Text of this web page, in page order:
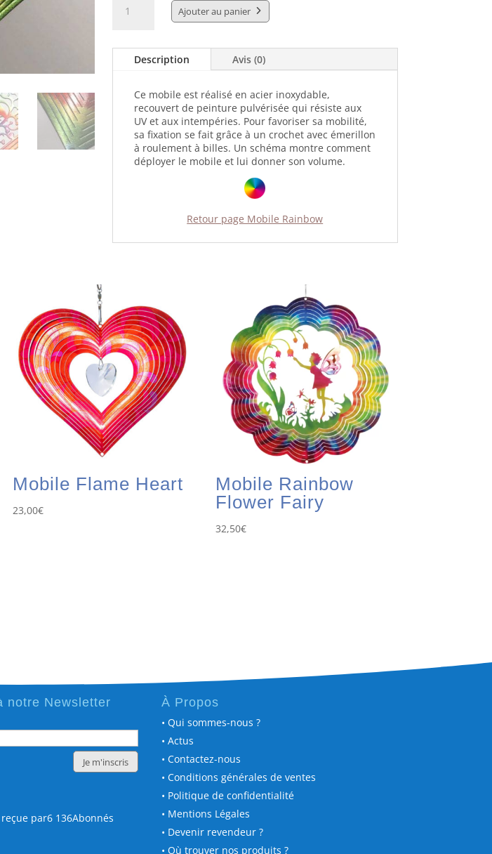
Lovebirds
Ajouter au panier
Description Avis (0)
Ce mobile est réalisé en acier inoxydable,
recouvert de peinture pulvérisée qui résiste aux
UV et aux intempéries. Pour favoriser sa mobilité,
sa fixation se fait grâce à un crochet avec émerillon
à roulement à billes. Un schéma montre comment
déployer le mobile et lui donner son volume.
Retour page Mobile Rainbow
Mobile Flame Heart
23,00€
Mobile Rainbow
Flower Fairy
32,50€
notre Newsletter
par6 136Abonnés
À Propos
• Qui sommes-nous ?
• Actus
• Contactez-nous
• Conditions générales de ventes
• Politique de confidentialité
• Mentions Légales
• Devenir revendeur ?
• Où trouver nos produits ?